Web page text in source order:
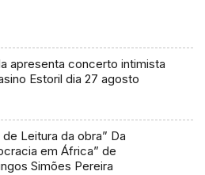
apresenta concerto intimista
Estoril dia 27 agosto
Leitura da obra” Da
em África” de
Simões Pereira